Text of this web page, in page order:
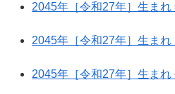
2045年［令和27年］生まれ
2045年［令和27年］生まれ
2045年［令和27年］生まれ